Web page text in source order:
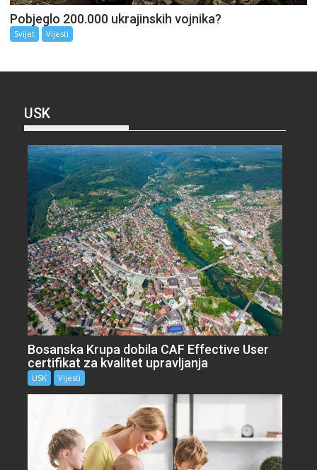
Pobjeglo 200.000 ukrajinskih vojnika?
Svijet Vijesti
USK
Bosanska Krupa dobila CAF Effective User
certifikat za kvalitet upravljanja
USK Vijesti